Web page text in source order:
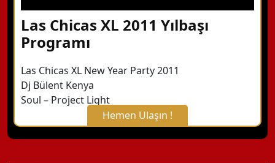
Las Chicas XL 2011 Yılbaşı
Programı
Las Chicas XL New Year Party 2011
Dj Bülent Kenya
Soul – Project Light
Hemen Ulaşın !
X Kapat